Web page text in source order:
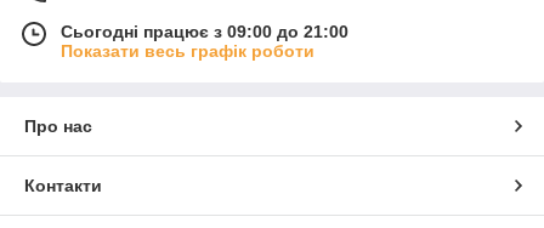
Сьогодні працює з 09:00 до 21:00
Показати весь графік роботи
Про нас
Контакти